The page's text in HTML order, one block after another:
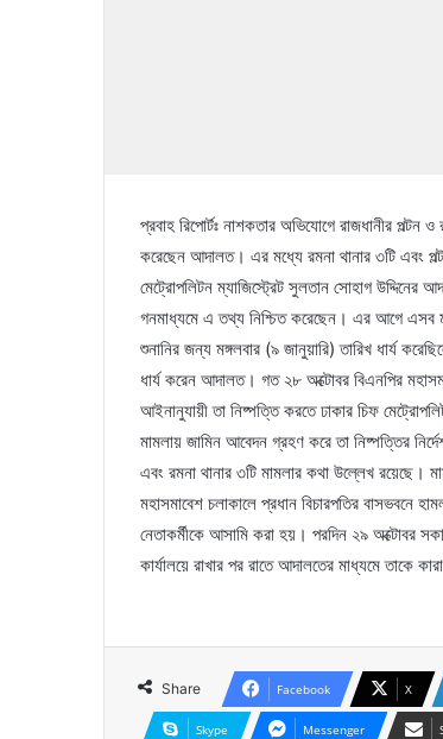
প্রবাহ রিপোর্টঃ নাশকতার অভিযোগে রাজধানীর
করেছেন আদালত। এর মধ্যে রমনা থানার ৩টি এবং
মেট্রোপলিটন ম্যাজিস্ট্রেট সুলতান সোহাগ
গনমাধ্যমে এ তথ্য নিশ্চিত করেছেন। এর আগে এসব
শুনানির জন্য মঙ্গলবার (৯ জানুয়ারি) তারিখ ধার্য
ধার্য করেন আদালত। গত ২৮ অক্টোবর বিএনপির
আইনানুযায়ী তা নিষ্পত্তি করতে ঢাকার চিফ
মামলায় জামিন আবেদন গ্রহণ করে তা নিষ্পত্তির
এবং রমনা থানার ৩টি মামলার কথা উল্লেখ রয়েছে।
মহাসমাবেশ চলাকালে প্রধান বিচারপতির বাসভবনে
নেতাকর্মীকে আসামি করা হয়। পরদিন ২৯ অক্টোবর
কার্যালয়ে রাখার পর রাতে আদালতের মাধ্যমে তাকে
Share Facebook X
Skype Messenger